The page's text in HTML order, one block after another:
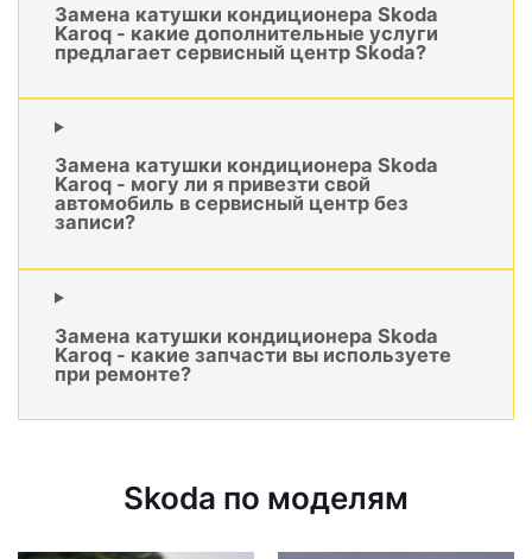
Замена катушки кондиционера Skoda
Karoq - какие дополнительные услуги
предлагает сервисный центр Skoda?
Замена катушки кондиционера Skoda
Karoq - могу ли я привезти свой
автомобиль в сервисный центр без
записи?
Замена катушки кондиционера Skoda
Karoq - какие запчасти вы используете
при ремонте?
Skoda по моделям